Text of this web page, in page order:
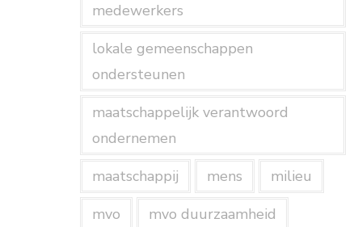
medewerkers
lokale gemeenschappen
ondersteunen
maatschappelijk verantwoord
ondernemen
maatschappij
mens
milieu
mvo
mvo duurzaamheid